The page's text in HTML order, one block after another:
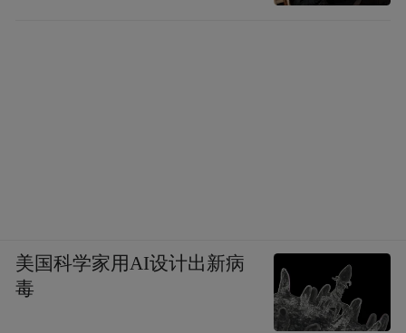
美国科学家用AI设计出新病
毒